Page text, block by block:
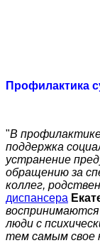
Профилактика
"В профилактике
поддержка
устранение
обращению за
коллег,
диспансера
люди с
тем самым свое